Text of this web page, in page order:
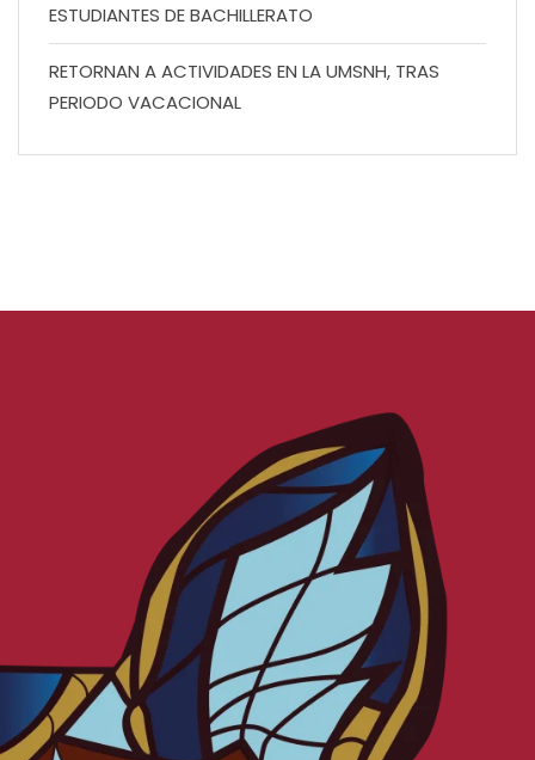
ESTUDIANTES DE BACHILLERATO
RETORNAN A ACTIVIDADES EN LA UMSNH, TRAS
PERIODO VACACIONAL